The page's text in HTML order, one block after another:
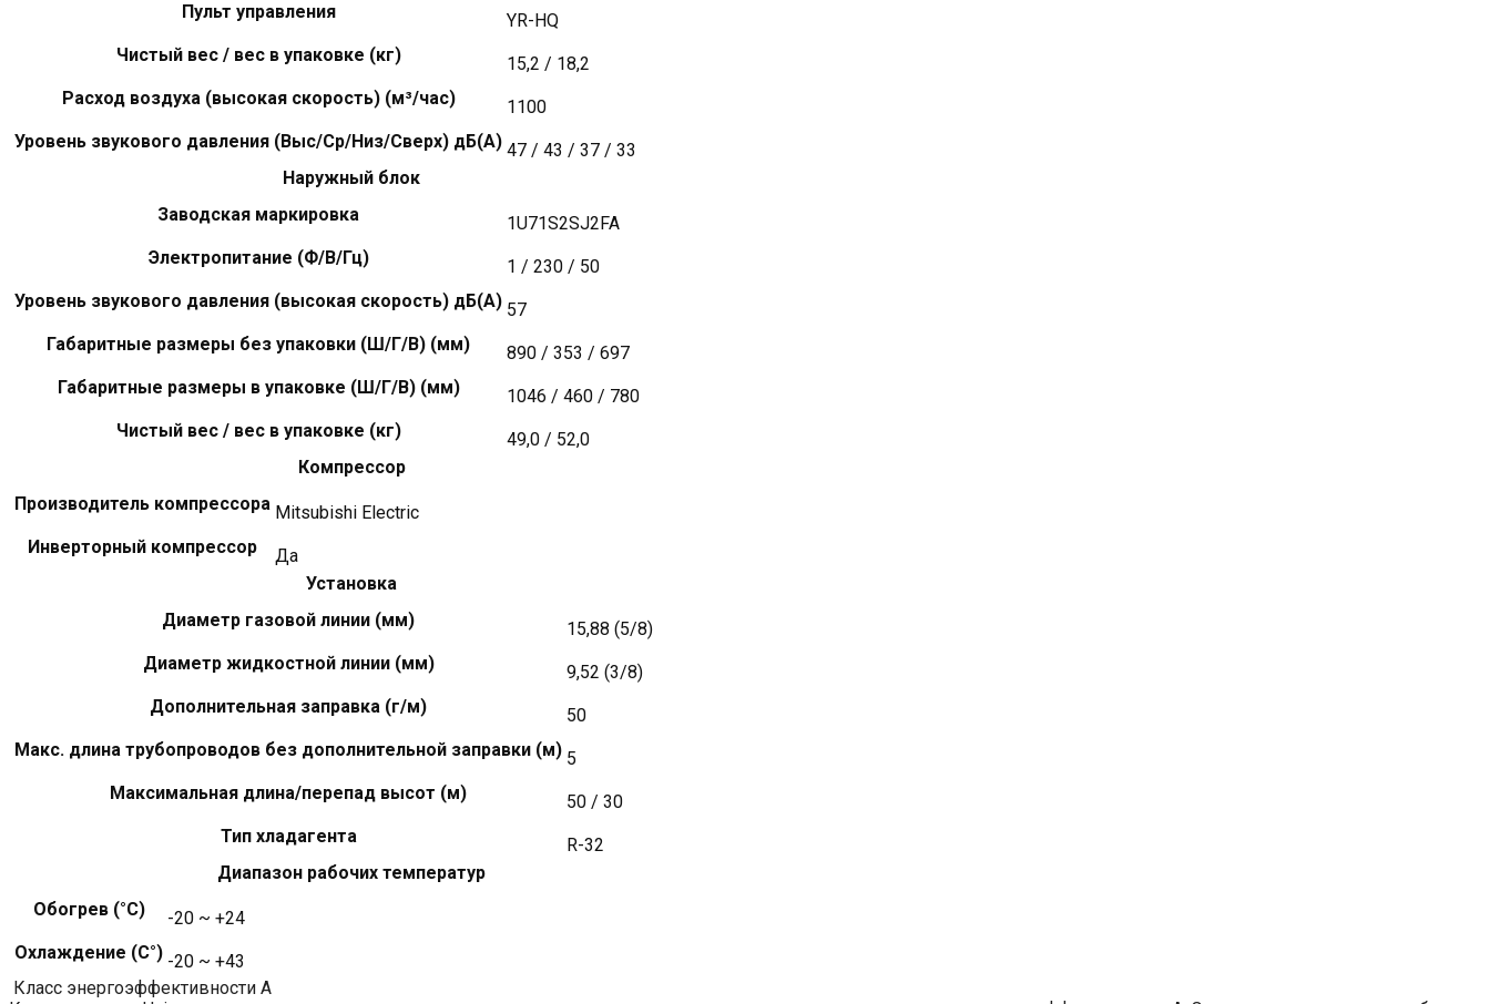
Пульт управления
YR-HQ
Чистый вес / вес в упаковке (кг)
15,2 / 18,2
Расход воздуха (высокая скорость) (м³/час)
1100
Уровень звукового давления (Выс/Ср/Низ/Сверх) дБ(А) 47 / 43 / 37 / 33
Наружный блок
Заводская маркировка
1U71S2SJ2FA
Электропитание (Ф/В/Гц)
1 / 230 / 50
Уровень звукового давления (высокая скорость) дБ(А) 57
Габаритные размеры без упаковки (Ш/Г/В) (мм)
890 / 353 / 697
Габаритные размеры в упаковке (Ш/Г/В) (мм)
1046 / 460 / 780
Чистый вес / вес в упаковке (кг)
49,0 / 52,0
Компрессор
Производитель компрессора Mitsubishi Electric
Инверторный компрессор
Да
Установка
Диаметр газовой линии (мм)
15,88 (5/8)
Диаметр жидкостной линии (мм)
9,52 (3/8)
Дополнительная заправка (г/м)
50
Макс. длина трубопроводов без дополнительной заправки (м) 5
Максимальная длина/перепад высот (м)
50 / 30
Тип хладагента
R-32
Диапазон рабочих температур
Обогрев (°С)
-20 ~ +24
Охлаждение (С°) -20 ~ +43
Класс энергоэффективности A